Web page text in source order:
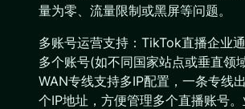
量为零、流量限制或黑屏等问题。
多账号运营支持：TikTok直播企业
多个账号(如不同国家站点或垂直领
WAN专线支持多IP配置，一条专线
个IP地址，方便管理多个直播账号